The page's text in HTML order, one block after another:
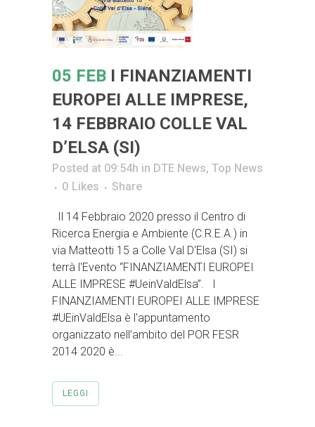
05 FEB I FINANZIAMENTI
EUROPEI ALLE IMPRESE,
14 FEBBRAIO COLLE VAL
D’ELSA (SI)
Posted at 09:54h in DTE News, Top News
0 Likes Share
Il 14 Febbraio 2020 presso il Centro di
Ricerca Energia e Ambiente (C.R.E.A.) in
via Matteotti 15 a Colle Val D'Elsa (SI) si
terrà l'Evento “FINANZIAMENTI EUROPEI
ALLE IMPRESE #UeinValdElsa”. I
FINANZIAMENTI EUROPEI ALLE IMPRESE
#UEinValdElsa è l'appuntamento
organizzato nell’ambito del POR FESR
2014 2020 è...
LEGGI